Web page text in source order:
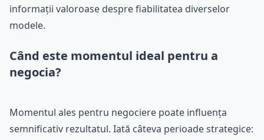
informații valoroase despre fiabilitatea diverselor
modele.
Când este momentul ideal pentru a
negocia?
Momentul ales pentru negociere poate influența
semnificativ rezultatul. Iată câteva perioade strategice: